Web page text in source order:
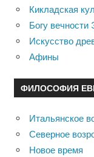
Кикладская
Богу
Искусство
Афины
ФИЛОСОФИЯ
Итальянское
Северное
Новое время